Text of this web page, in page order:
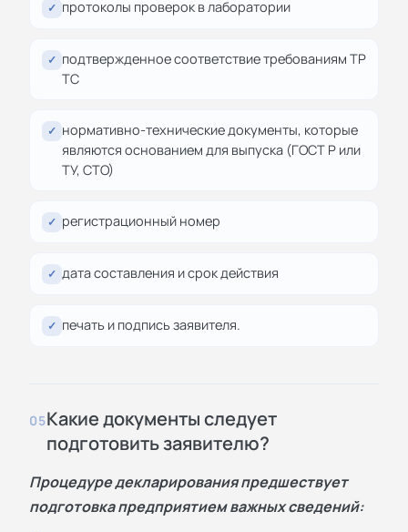
✓ протоколы проверок в лаборатории
✓ подтвержденное соответствие требованиям ТР
ТС
✓ нормативно-технические документы, которые
являются основанием для выпуска (ГОСТ Р или
ТУ, СТО)
✓ регистрационный номер
✓ дата составления и срок действия
✓ печать и подпись заявителя.
05Какие документы следует
подготовить заявителю?
Процедуре декларирования предшествует
подготовка предприятием важных сведений: